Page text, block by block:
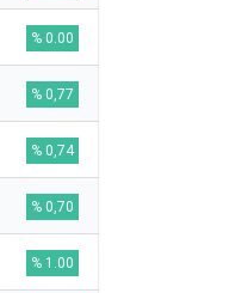
% 0.00
% 0,77
% 0,74
% 0,70
% 1.00